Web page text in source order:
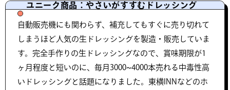
ユニーク商品：やさいがすすむドレッシング
自動販売機にも関わらず、補充してもすぐに売り切れて
しまうほど人気の生ドレッシングを製造・販売していま
す。完全手作りの生ドレッシングなので、賞味期限が1
ヶ月程度と短いのに、毎月3000~4000本売れる中毒性高
いドレッシングと話題になりました。東横INNなどのホ